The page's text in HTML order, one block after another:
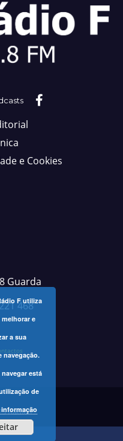
e Cookies
Guarda
468
Rádio F
F utiliza
e
a sua
navegação.
está
de